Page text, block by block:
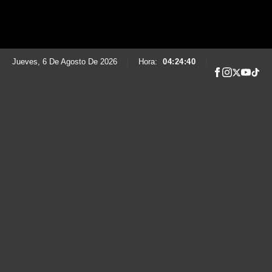
Jueves, 6 De Agosto De 2026 Hora: 04:24:41